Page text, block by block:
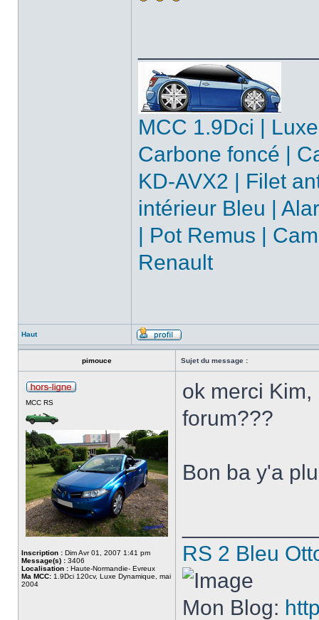
MCC 1.9Dci |
Carbone foncé |
KD-AVX2 | Filet
intérieur Bleu |
| Pot Remus |
Renault
Haut
pimouce Sujet du message :
MCC RS
Inscription : Dim Avr 01, 2007 1:41 pm
Message(s) : 3406
Localisation : Haute-Normandie- Evreux
Ma MCC: 1.9Dci 120cv, Luxe Dynamique, mai
2004
ok merci
forum???
Bon ba y'a
RS 2 Bleu
Mon Blog: